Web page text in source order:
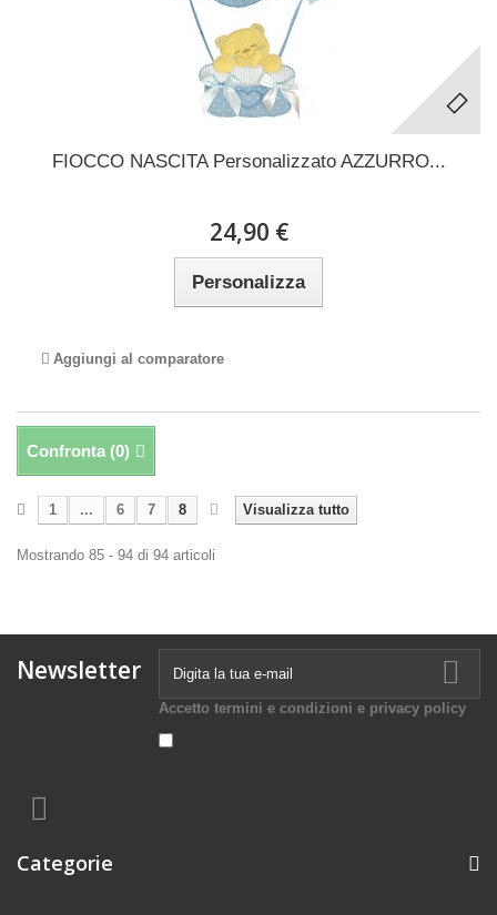
FIOCCO NASCITA Personalizzato AZZURRO...
24,90 €
Personalizza
Aggiungi al comparatore
Confronta (0)
Visualizza tutto
1 ... 6 7 8
Mostrando 85 - 94 di 94 articoli
Newsletter
Accetto termini e condizioni e privacy policy
Categorie